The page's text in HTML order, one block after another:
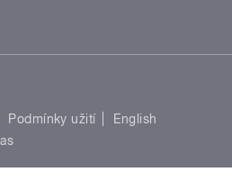
Podmínky užití
English